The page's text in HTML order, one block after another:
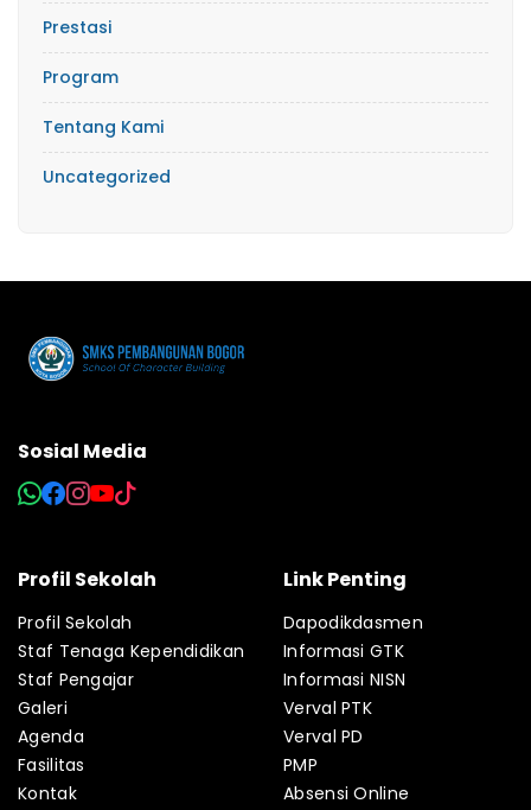
Prestasi
Program
Tentang Kami
Uncategorized
Sosial Media
Profil Sekolah
Profil Sekolah
Staf Tenaga Kependidikan
Staf Pengajar
Galeri
Agenda
Fasilitas
Kontak
Link Penting
Dapodikdasmen
Informasi GTK
Informasi NISN
Verval PTK
Verval PD
PMP
Absensi Online